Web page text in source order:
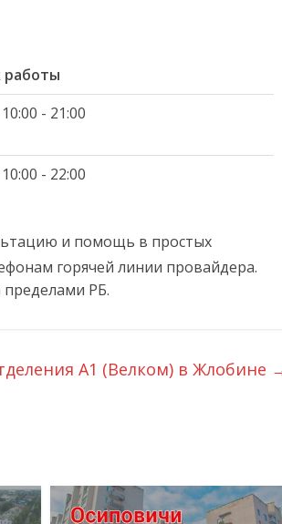
работы
- 21:00
- 22:00
и помощь в простых
горячей линии провайдера.
пределами РБ.
А1 (Велком) в Жлобине